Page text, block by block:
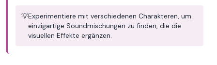
💡Experimentiere mit verschiedenen Charakteren, um
einzigartige Soundmischungen zu finden, die die
visuellen Effekte ergänzen.